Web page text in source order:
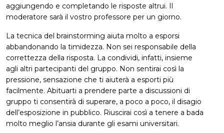
aggiungendo e completando le risposte altrui. Il
moderatore sarà il vostro professore per un giorno.
La tecnica del brainstorming aiuta molto a esporsi
abbandonando la timidezza. Non sei responsabile della
correttezza della risposta. La condividi, infatti, insieme
agli altri partecipanti del gruppo. Non sentirai così la
pressione, sensazione che ti aiuterà a esporti più
facilmente. Abituarti a prendere parte a discussioni di
gruppo ti consentirà di superare, a poco a poco, il disagio
dell’esposizione in pubblico. Riuscirai così a tenere a bada
molto meglio l’ansia durante gli esami universitari.